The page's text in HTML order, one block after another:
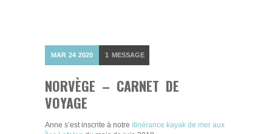
MAR 24 2020 1 MESSAGE
NORVÈGE – CARNET DE
VOYAGE
Anne s’est inscrite à notre itinérance kayak de mer aux